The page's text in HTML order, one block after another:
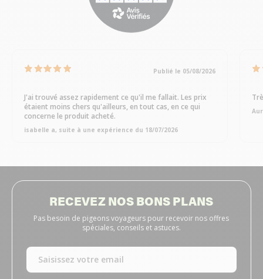
Publié le 05/08/2026
J'ai trouvé assez rapidement ce qu'il me fallait. Les prix
étaient moins chers qu'ailleurs, en tout cas, en ce qui
concerne le produit acheté.
isabelle a, suite à une expérience du 18/07/2026
RECEVEZ NOS BONS PLANS
Pas besoin de pigeons voyageurs pour recevoir nos offres
spéciales, conseils et astuces.